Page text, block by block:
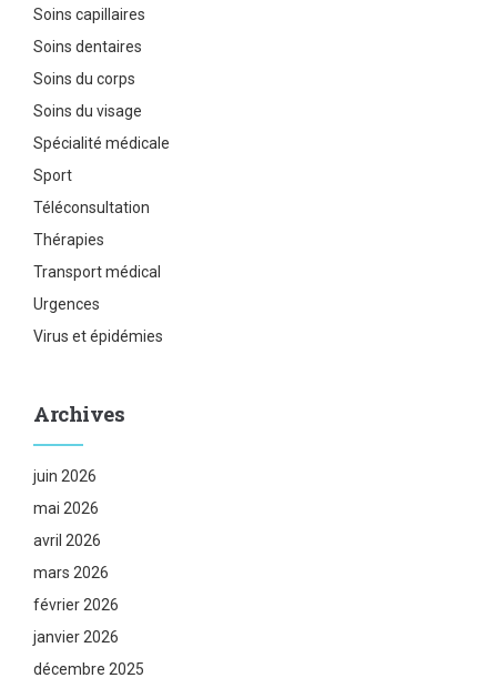
Soins capillaires
Soins dentaires
Soins du corps
Soins du visage
Spécialité médicale
Sport
Téléconsultation
Thérapies
Transport médical
Urgences
Virus et épidémies
Archives
juin 2026
mai 2026
avril 2026
mars 2026
février 2026
janvier 2026
décembre 2025